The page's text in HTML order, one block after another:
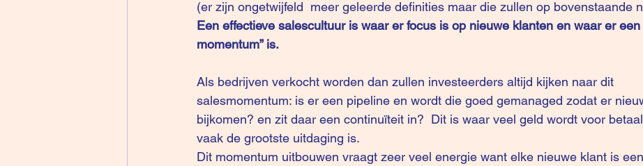
(er zijn ongetwijfeld  meer geleerde definities maar die zullen op bovenstaande
Een effectieve salescultuur is waar er focus is op nieuwe klanten en waar er een
momentum” is.
Als bedrijven verkocht worden dan zullen investeerders altijd kijken naar dit
salesmomentum: is er een pipeline en wordt die goed gemanaged zodat er
bijkomen? en zit daar een continuïteit in?  Dit is waar veel geld wordt voor
vaak de grootste uitdaging is.
Dit momentum uitbouwen vraagt zeer veel energie want elke nieuwe klant is een